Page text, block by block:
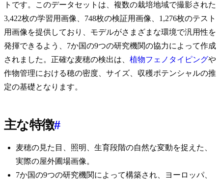
トです。このデータセットは、複数の栽培地域で撮影された
3,422枚の学習用画像、748枚の検証用画像、1,276枚のテスト
用画像を提供しており、モデルがさまざまな環境で汎用性を
発揮できるよう、7か国の9つの研究機関の協力によって作成
されました。正確な麦穂の検出は、 植物フェノタイピングや
作物管理における穂の密度、サイズ、収穫ポテンシャルの推
定の基礎となります。
主な特徴#
麦穂の見た目、照明、生育段階の自然な変動を捉えた、
実際の屋外圃場画像。
7か国の9つの研究機関によって構築され、ヨーロッパ、